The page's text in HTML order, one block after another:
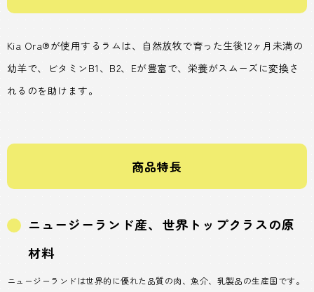
Kia Ora®が使用するラムは、自然放牧で育った生後12ヶ月未満の
幼羊で、ビタミンB1、B2、Eが豊富で、栄養がスムーズに変換さ
れるのを助けます。
商品特長
ニュージーランド産、世界トップクラスの原
材料
ニュージーランドは世界的に優れた品質の肉、魚介、乳製品の生産国です。